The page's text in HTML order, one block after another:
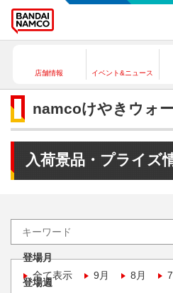
店舗情報 イベント&ニュース
namcoけやきウォ
入荷景品・プライズ
登場月
全て表示
9月 8月
登場週